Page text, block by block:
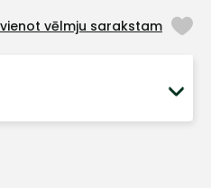
vēlmju sarakstam